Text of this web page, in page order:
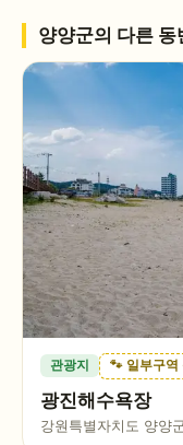
양양군의 다른 동
관광지 🐾 일부구역
광진해수욕장
강원특별자치도 양양